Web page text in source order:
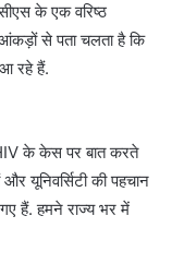
के एक वरिष्ठ
से पता चलता है कि
रहे हैं.
के केस पर बात करते
यूनिवर्सिटी की पहचान
हैं. हमने राज्य भर में